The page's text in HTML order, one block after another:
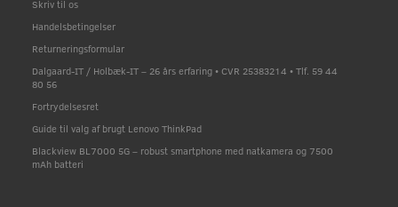
Skriv til os
Handelsbetingelser
Returneringsformular
Dalgaard-IT / Holbæk-IT – 26 års erfaring • CVR 25383214 • Tlf. 59 44
80 56
Fortrydelsesret
Guide til valg af brugt Lenovo ThinkPad
Blackview BL7000 5G – robust smartphone med natkamera og 7500
mAh batteri